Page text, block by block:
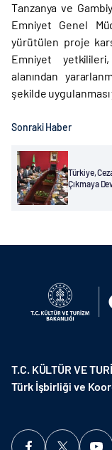
Tanzanya ve
Emniyet Genel
yürütülen proje
Emniyet
alanından
şekilde
Sonraki Haber
Türkiye,
Çıkmaya
T.C. KÜLTÜR VE
Türk İşbirliği ve